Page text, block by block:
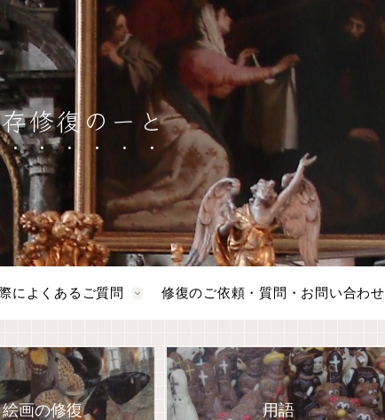
修復のーと
によくあるご質問 修復のご依頼・質問・お問い合わせ
絵画の修復 用語